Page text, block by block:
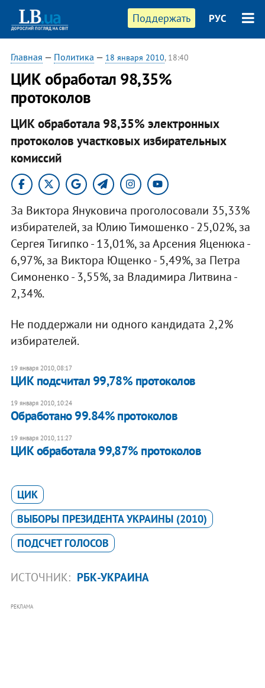
Поддержать РУС
Главная — Политика — 18 января 2010, 18:40
ЦИК обработал 98,35%
протоколов
ЦИК обработала 98,35% электронных
протоколов участковых избирательных
комиссий
За Виктора Януковича проголосовали 35,33%
избирателей, за Юлию Тимошенко - 25,02%, за
Сергея Тигипко - 13,01%, за Арсения Яценюка -
6,97%, за Виктора Ющенко - 5,49%, за Петра
Симоненко - 3,55%, за Владимира Литвина -
2,34%.
Не поддержали ни одного кандидата 2,2%
избирателей.
19 января 2010, 08:17
ЦИК подсчитал 99,78% протоколов
19 января 2010, 10:24
Обработано 99.84% протоколов
19 января 2010, 11:27
ЦИК обработала 99,87% протоколов
ЦИК
ВЫБОРЫ ПРЕЗИДЕНТА УКРАИНЫ (2010)
ПОДСЧЕТ ГОЛОСОВ
ИСТОЧНИК: РБК-УКРАИНА
РЕКЛАМА